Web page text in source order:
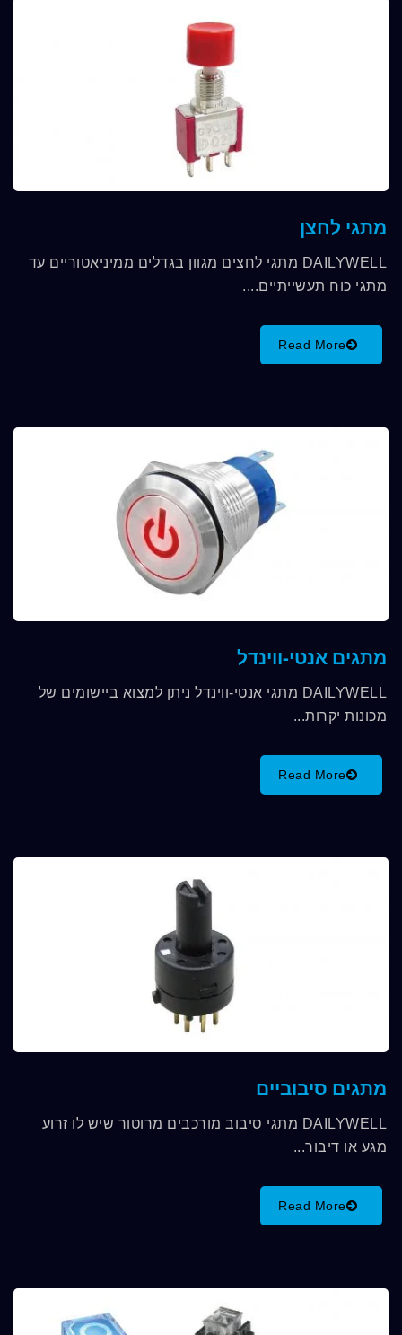
מתגי לחצן
DAILYWELL מתגי לחצים מגוון בגדלים ממיניאטוריים עד
מתגי כוח תעשייתיים....
Read More
מתגים אנטי-ווינדל
DAILYWELL מתגי אנטי-ווינדל ניתן למצוא ביישומים של
מכונות יקרות...
Read More
מתגים סיבוביים
DAILYWELL מתגי סיבוב מורכבים מרוטור שיש לו זרוע
מגע או דיבור...
Read More